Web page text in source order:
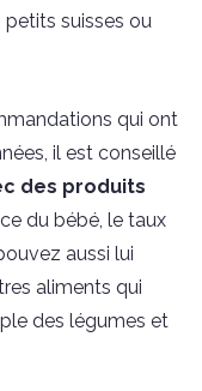
suisses ou
qui ont
il est conseillé
des produits
du bébé, le taux
aussi lui
aliments qui
des légumes et